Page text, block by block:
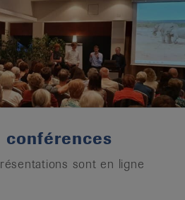
conférences
sont en ligne